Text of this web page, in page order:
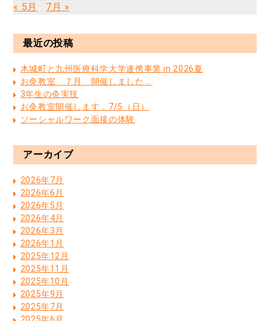
« 5月 7月 »
最近の投稿
木城町と九州医療科学大学連携事業 in 2026夏
お灸教室 ７月 開催しました．
3年生の灸実技
お灸教室開催します．7/5（日）
ソーシャルワーク面接の体験
アーカイブ
2026年7月
2026年6月
2026年5月
2026年4月
2026年3月
2026年1月
2025年12月
2025年11月
2025年10月
2025年9月
2025年7月